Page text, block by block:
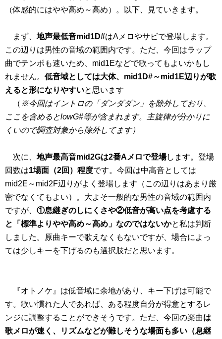
（体感的にはやや高め～高め）。以下、見ていきます。
まず、 地声最低音mid1D#はAメロやサビで登場します。
この辺りは男性の音域の範囲内です。ただ、今回はラップ
曲でテンポも速いため、mid1Eなどで歌ってもよいかもし
れません。 低音域としては大体、mid1D#～mid1E辺りが歌
えると形になりやすいと思います
（ ※今回はイントロの「ダンダダン」を除外しており、
ここを含めるとlowG#等が含まれます。主旋律が分かりに
くいので調査対象から除外してます）
次に、 地声最高音mid2Gは2番Aメロで登場します。登場
回数は1場面（2回）程度です。今回は中高音としては
mid2E～mid2F辺りがよく登場します（この辺りはあまり厳
密でなくてもよい）。大よそ一般的な男性の音域の範囲内
ですが、 ①息継ぎのしにくさや②低音が高い点を考慮する
と「標準よりやや高め～高め」なのではないかと私は判断
しました。原曲キーで歌えなくもないですが、場合によっ
ては少しキーを下げるのも選択肢だと思います。
『オトノケ』は低音域に余地があり、キー下げは可能で
す。歌い慣れた人であれば、ある程度自分が得意とするレ
ンジに調整することができそうです。ただ、今回の楽曲は
歌メロが速く、リズムなどが難しそうな場面も多い（息継